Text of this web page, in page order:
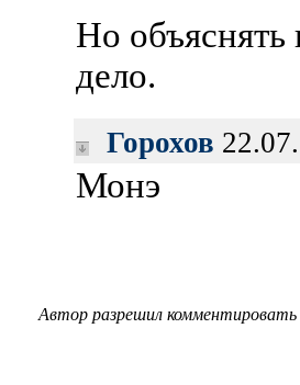
Но
дело.
Горохов
Монэ
Автор разрешил